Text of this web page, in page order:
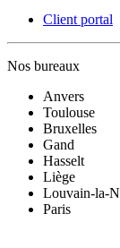
Client portal
Nos bureaux
Anvers
Toulouse
Bruxelles
Gand
Hasselt
Liège
Louvain-la-
Paris